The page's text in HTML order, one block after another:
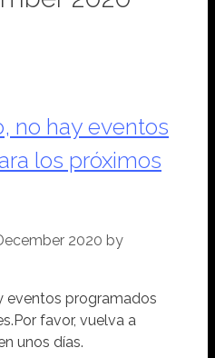
no hay eventos
los próximos
2020 by
eventos programados
favor, vuelva a
unos días.